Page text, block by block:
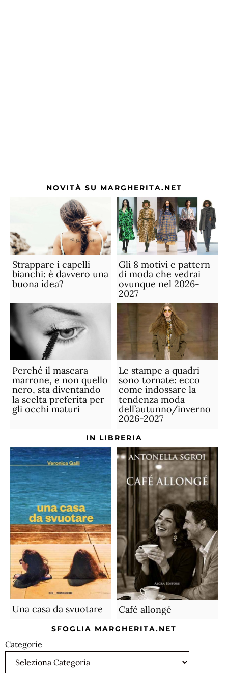
NOVITÀ SU MARGHERITA.NET
Strappare i capelli
bianchi: è davvero una
buona idea?
Gli 8 motivi e pattern
di moda che vedrai
ovunque nel 2026-
2027
Perché il mascara
marrone, e non quello
nero, sta diventando
la scelta preferita per
gli occhi maturi
Le stampe a quadri
sono tornate: ecco
come indossare la
tendenza moda
dell’autunno/inverno
2026-2027
IN LIBRERIA
Una casa da svuotare Café allongé
SFOGLIA MARGHERITA.NET
Categorie